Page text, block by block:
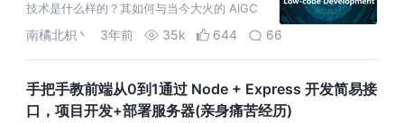
技术是什么样的？其如何与当今大火的 AIGC
结合呢？
南橘北枳丶 3年前 35k 644 66
手把手教前端从0到1通过 Node + Express 开发简易接
口，项目开发+部署服务器(亲身痛苦经历)